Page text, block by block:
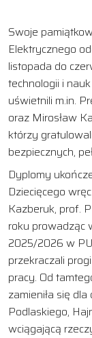
Swoje
Elektrycznego
listopada do
technologii i
uświetnili m.in.
oraz Mirosław
którzy
bezpiecznych,
Dyplomy
Dziecięcego
Kazberuk, prof.
roku prowadząc
2025/2026 w
przekraczali
pracy. Od
zamieniła się
Podlaskiego,
wciągającą